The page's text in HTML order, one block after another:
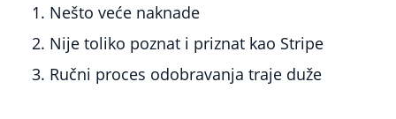
Nešto veće naknade
Nije toliko poznat i priznat kao Stripe
Ručni proces odobravanja traje duže